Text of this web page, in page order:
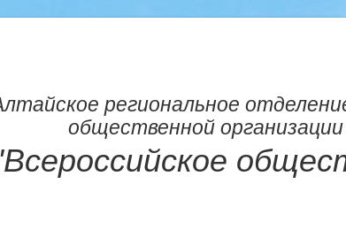
региональное
общественной организации